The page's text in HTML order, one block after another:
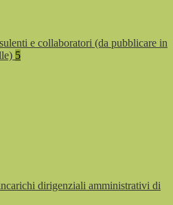
e collaboratori (da pubblicare in
5
dirigenziali amministrativi di